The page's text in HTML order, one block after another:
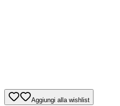
Aggiungi alla wishlist